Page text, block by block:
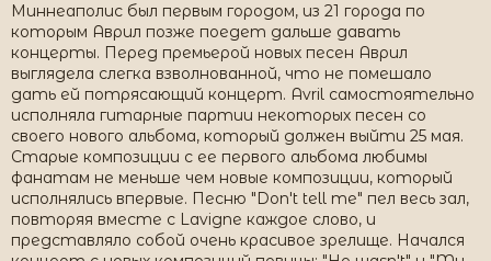
Миннеаполис был первым городом, из 21 города по
которым Аврил позже поедет дальше давать
концерты. Перед премьерой новых песен Аврил
выглядела слегка взволнованной, что не помешало
дать ей потрясающий концерт. Avril самостоятельно
исполняла гитарные партии некоторых песен со
своего нового альбома, который должен выйти 25 мая.
Старые композиции с ее первого альбома любимы
фанатам не меньше чем новые композиции, который
исполнялись впервые. Песню "Don't tell me" пел весь зал,
повторяя вместе с Lavigne каждое слово, и
представляло собой очень красивое зрелище. Начался